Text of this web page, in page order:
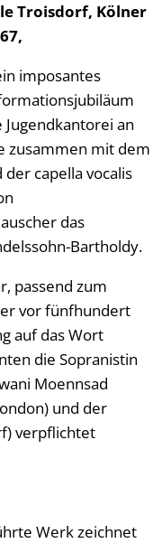
Troisdorf, Kölner
imposantes
an
zusammen mit dem
capella vocalis
das
Bartholdy.
passend zum
vor fünfhundert
auf das Wort
die Sopranistin
Moennsad
und der
verpflichtet
Werk zeichnet